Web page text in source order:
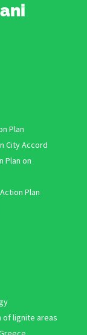
Plan
City Accord
Plan on
Plan
of lignite areas